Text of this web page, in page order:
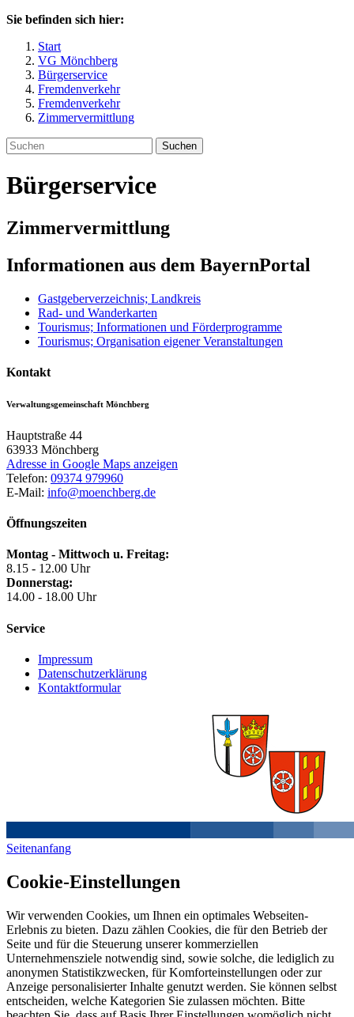
Sie befinden sich hier:
Start
VG Mönchberg
Bürgerservice
Fremdenverkehr
Fremdenverkehr
Zimmervermittlung
Suchen
Bürgerservice
Zimmervermittlung
Informationen aus dem BayernPortal
Gastgeberverzeichnis; Landkreis
Rad- und Wanderkarten
Tourismus; Informationen und Förderprogramme
Tourismus; Organisation eigener Veranstaltungen
Kontakt
Verwaltungsgemeinschaft Mönchberg
Hauptstraße 44
63933 Mönchberg
Adresse in Google Maps anzeigen
Telefon: 09374 979960
E-Mail: info@moenchberg.de
Öffnungszeiten
Montag - Mittwoch u. Freitag:
8.15 - 12.00 Uhr
Donnerstag:
14.00 - 18.00 Uhr
Service
Impressum
Datenschutzerklärung
Kontaktformular
Seitenanfang
Cookie-Einstellungen
Wir verwenden Cookies, um Ihnen ein optimales Webseiten-
Erlebnis zu bieten. Dazu zählen Cookies, die für den Betrieb der
Seite und für die Steuerung unserer kommerziellen
Unternehmensziele notwendig sind, sowie solche, die lediglich zu
anonymen Statistikzwecken, für Komforteinstellungen oder zur
Anzeige personalisierter Inhalte genutzt werden. Sie können selbst
entscheiden, welche Kategorien Sie zulassen möchten. Bitte